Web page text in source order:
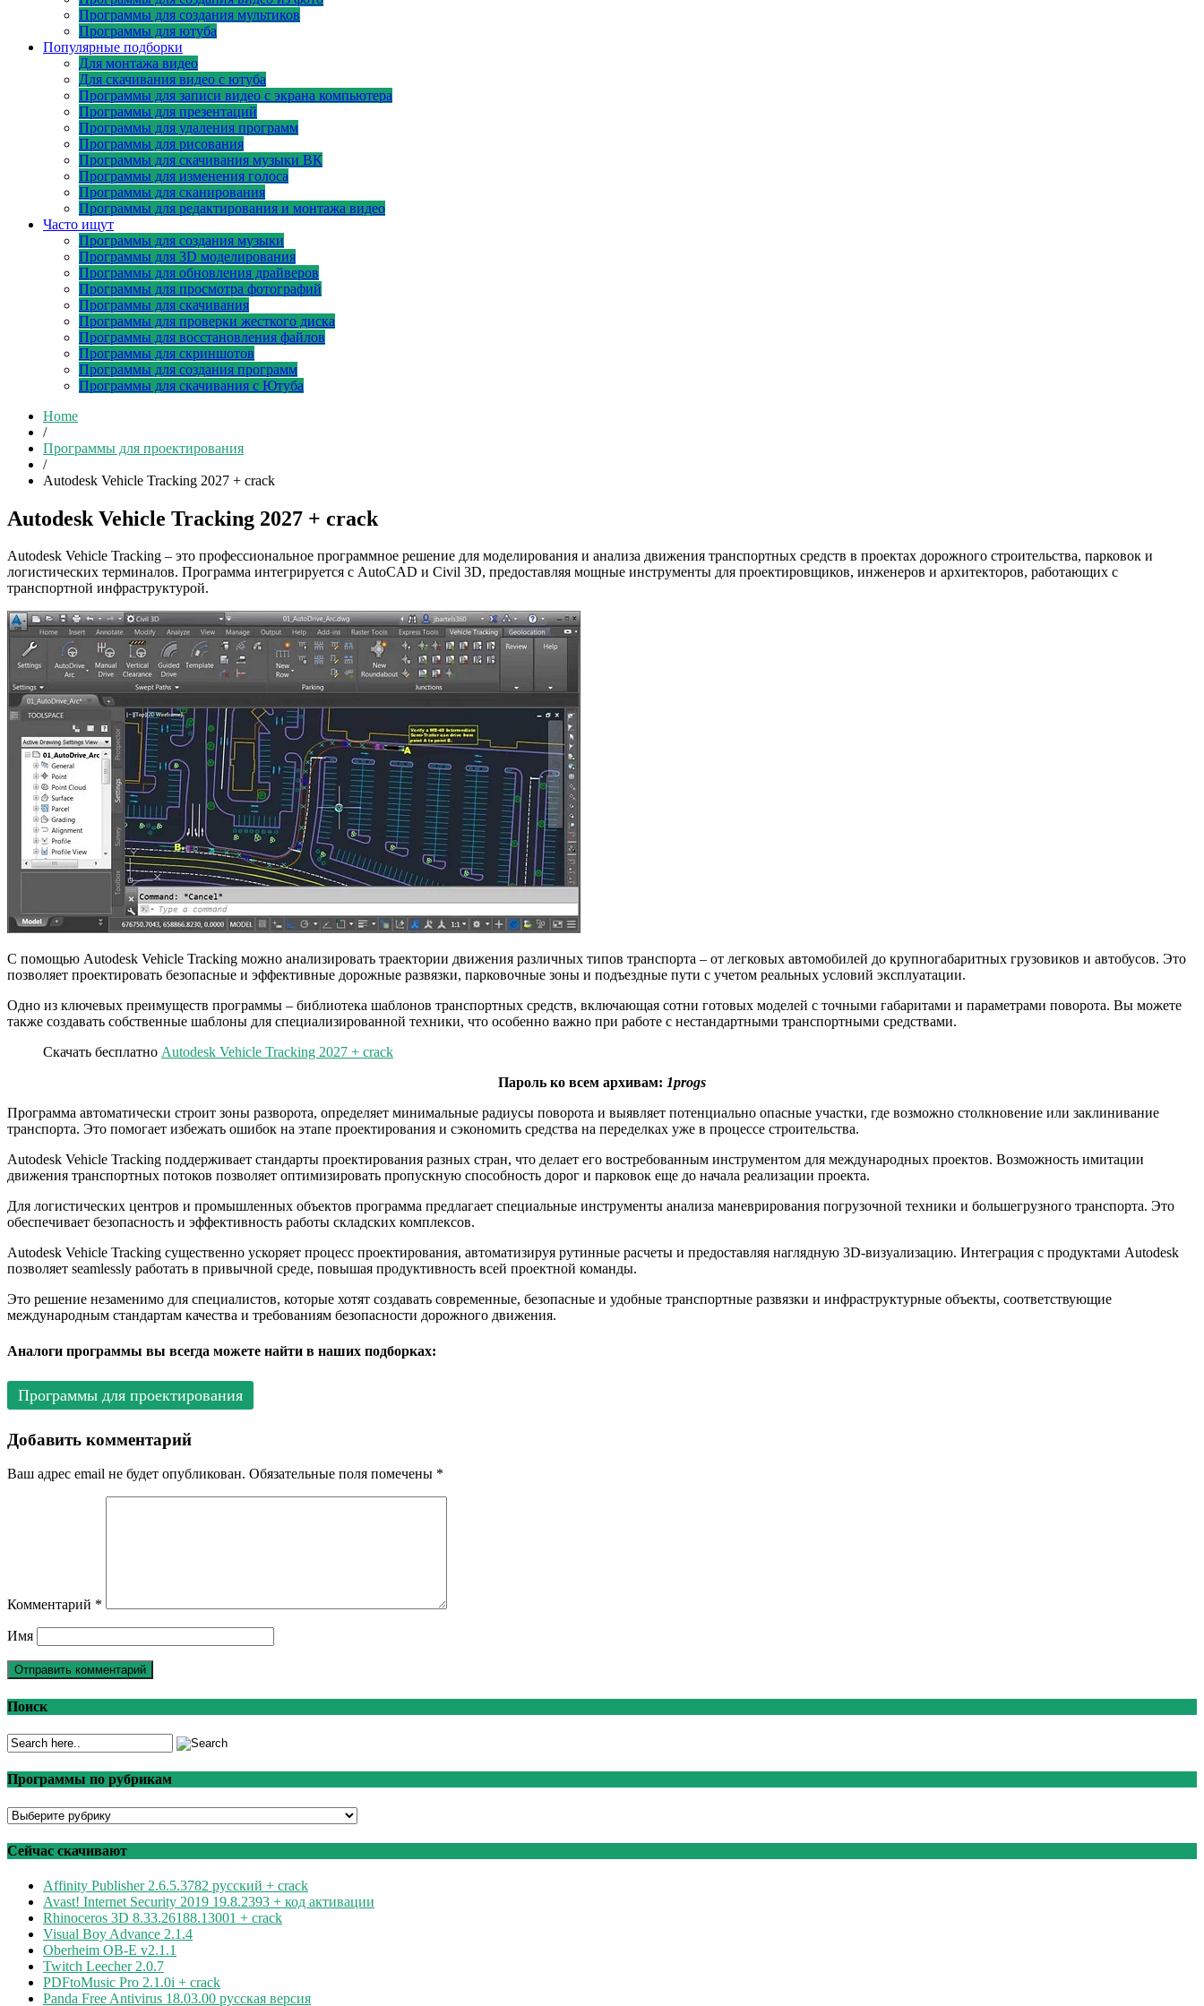
Программы для создания мультиков
Программы для ютуба
Популярные подборки
Для монтажа видео
Для скачивания видео с ютуба
Программы для записи видео с экрана компьютера
Программы для презентаций
Программы для удаления программ
Программы для рисования
Программы для скачивания музыки ВК
Программы для изменения голоса
Программы для сканирования
Программы для редактирования и монтажа видео
Часто ищут
Программы для создания музыки
Программы для 3D моделирования
Программы для обновления драйверов
Программы для просмотра фотографий
Программы для скачивания
Программы для проверки жесткого диска
Программы для восстановления файлов
Программы для скриншотов
Программы для создания программ
Программы для скачивания с Ютуба
Home
/
Программы для проектирования
/
Autodesk Vehicle Tracking 2027 + crack
Autodesk Vehicle Tracking 2027 + crack
Autodesk Vehicle Tracking – это профессиональное программное решение для моделирования и анализа движения транспортных средств в проектах дорожного строительства, парковок и
логистических терминалов. Программа интегрируется с AutoCAD и Civil 3D, предоставляя мощные инструменты для проектировщиков, инженеров и архитекторов, работающих с
транспортной инфраструктурой.
С помощью Autodesk Vehicle Tracking можно анализировать траектории движения различных типов транспорта – от легковых автомобилей до крупногабаритных грузовиков и автобусов. Это
позволяет проектировать безопасные и эффективные дорожные развязки, парковочные зоны и подъездные пути с учетом реальных условий эксплуатации.
Одно из ключевых преимуществ программы – библиотека шаблонов транспортных средств, включающая сотни готовых моделей с точными габаритами и параметрами поворота. Вы можете
также создавать собственные шаблоны для специализированной техники, что особенно важно при работе с нестандартными транспортными средствами.
Скачать бесплатно Autodesk Vehicle Tracking 2027 + crack
Пароль ко всем архивам: 1progs
Программа автоматически строит зоны разворота, определяет минимальные радиусы поворота и выявляет потенциально опасные участки, где возможно столкновение или заклинивание
транспорта. Это помогает избежать ошибок на этапе проектирования и сэкономить средства на переделках уже в процессе строительства.
Autodesk Vehicle Tracking поддерживает стандарты проектирования разных стран, что делает его востребованным инструментом для международных проектов. Возможность имитации
движения транспортных потоков позволяет оптимизировать пропускную способность дорог и парковок еще до начала реализации проекта.
Для логистических центров и промышленных объектов программа предлагает специальные инструменты анализа маневрирования погрузочной техники и большегрузного транспорта. Это
обеспечивает безопасность и эффективность работы складских комплексов.
Autodesk Vehicle Tracking существенно ускоряет процесс проектирования, автоматизируя рутинные расчеты и предоставляя наглядную 3D-визуализацию. Интеграция с продуктами Autodesk
позволяет seamlessly работать в привычной среде, повышая продуктивность всей проектной команды.
Это решение незаменимо для специалистов, которые хотят создавать современные, безопасные и удобные транспортные развязки и инфраструктурные объекты, соответствующие
международным стандартам качества и требованиям безопасности дорожного движения.
Аналоги программы вы всегда можете найти в наших подборках:
Программы для проектирования
Добавить комментарий
Ваш адрес email не будет опубликован. Обязательные поля помечены *
Комментарий *
Имя
Поиск
Программы по рубрикам
Программы
рубрикам
Сейчас скачивают
Affinity Publisher 2.6.5.3782 русский + crack
Avast! Internet Security 2019 19.8.2393 + код активации
Rhinoceros 3D 8.33.26188.13001 + crack
Visual Boy Advance 2.1.4
Oberheim OB-E v2.1.1
Twitch Leecher 2.0.7
PDFtoMusic Pro 2.1.0i + crack
Panda Free Antivirus 18.03.00 русская версия